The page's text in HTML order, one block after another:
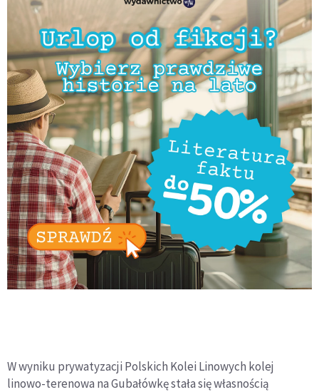
W wyniku prywatyzacji Polskich Kolei Linowych kolej
linowo-terenowa na Gubałówkę stała się własnością